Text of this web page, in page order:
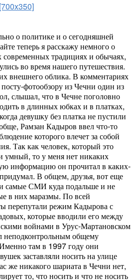
[700x350]
о политике и о сегодняшней
теперь я расскажу немного о
современных традициях и обычаях,
во время нашего путешествия.
внешнего облика. В комментариях
фотообзору из Чечни один из
слышал, что в Чечне поголовно
в длинных юбках и в платках,
девушку без платка не пустили
Рамзан Кадыров ввел что-то
которого влечет за собой
Так как человек, который это
умный, то у меня нет никаких
информацию он прочитал в каких-
В общем, друзья, вот еще
самые СМИ куда подальше и не
в них маразмы. По всей
перепутали режим Кадырова с
которые вводили его между
войнами в Урус-Мартановском
неподконтрольным общему
там в 1997 году они
заставляли носить на улице
же никакого шариата в Чечни нет,
то, что носить и что не носить